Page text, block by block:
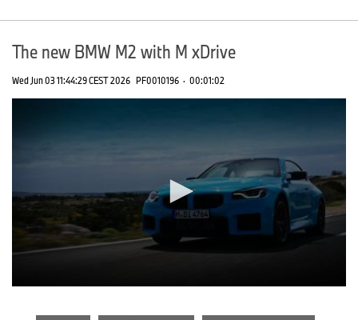
The new BMW M2 with M xDrive
Wed Jun 03 11:44:29 CEST 2026 PF0010196 · 00:01:02